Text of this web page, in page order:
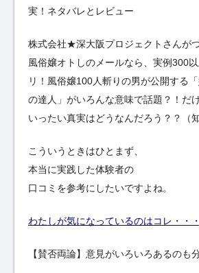
実！ネタバレとレビュー
株式会社★深大阪プロジェクトさんが
風俗嬢オトしのメールなら、実例300
リ！風俗嬢100人斬りの男が公開する
の達人」がいろんな意味で話題？！だ
いったい真実はどうなんだろう？？（
こういうときはひとまず、
本当に実践した体験者の
口コミを参考にしたいですよね。
わたしが気になっているのはコレ・・・
【賛否両論】意見がいろいろあるのも